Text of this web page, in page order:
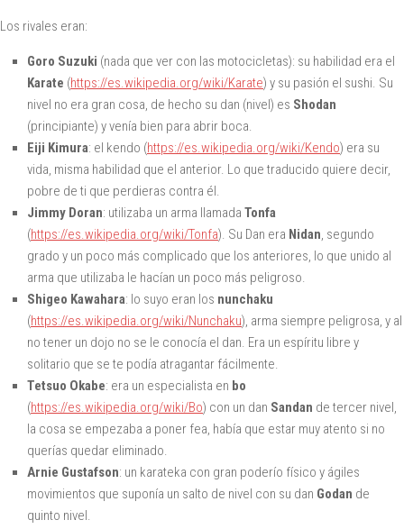
Los rivales eran:
Goro Suzuki (nada que ver con las motocicletas): su habilidad era el
Karate (https://es.wikipedia.org/wiki/Karate) y su pasión el sushi. Su
nivel no era gran cosa, de hecho su dan (nivel) es Shodan
(principiante) y venía bien para abrir boca.
Eiji Kimura: el kendo (https://es.wikipedia.org/wiki/Kendo) era su
vida, misma habilidad que el anterior. Lo que traducido quiere decir,
pobre de ti que perdieras contra él.
Jimmy Doran: utilizaba un arma llamada Tonfa
(https://es.wikipedia.org/wiki/Tonfa). Su Dan era Nidan , segundo
grado y un poco más complicado que los anteriores, lo que unido al
arma que utilizaba le hacían un poco más peligroso.
Shigeo Kawahara: lo suyo eran los nunchaku
(https://es.wikipedia.org/wiki/Nunchaku), arma siempre peligrosa, y al
no tener un dojo no se le conocía el dan. Era un espíritu libre y
solitario que se te podía atragantar fácilmente.
Tetsuo Okabe: era un especialista en bo
(https://es.wikipedia.org/wiki/Bo) con un dan Sandan de tercer nivel,
la cosa se empezaba a poner fea, había que estar muy atento si no
querías quedar eliminado.
Arnie Gustafson: un karateka con gran poderío físico y ágiles
movimientos que suponía un salto de nivel con su dan Godan de
quinto nivel.